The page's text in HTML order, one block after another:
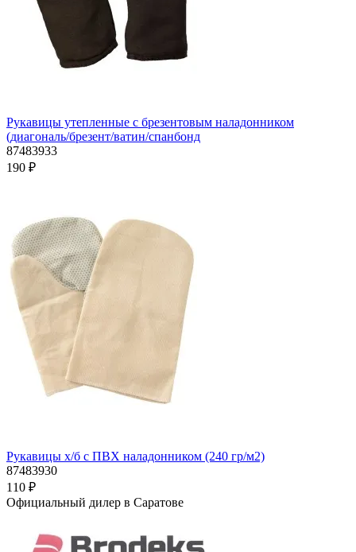
Рукавицы утепленные с брезентовым наладонником
(диагональ/брезент/ватин/спанбонд
87483933
190 ₽
Рукавицы х/б с ПВХ наладонником (240 гр/м2)
87483930
110 ₽
Официальный дилер в Саратове